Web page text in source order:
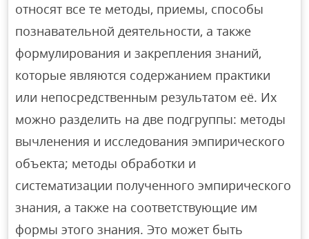
относят все те методы, приемы, способы
познавательной деятельности, а также
формулирования и закрепления знаний,
которые являются содержанием практики
или непосредственным результатом её. Их
можно разделить на две подгруппы: методы
вычленения и исследования эмпирического
объекта; методы обработки и
систематизации полученного эмпирического
знания, а также на соответствующие им
формы этого знания. Это может быть